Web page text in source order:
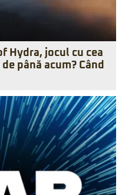
Hydra, jocul cu cea
până acum? Când